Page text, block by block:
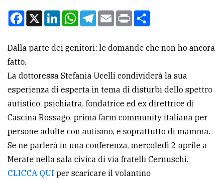
Per
la
pubblicità
CERCA
Cerca
per
comune
Ricerca
avanzata
Facebook
X LinkedInWhatsApp
Telegram
EmailPrint
Dalla parte dei genitori: le domande che non ho ancora
fatto.
La dottoressa Stefania Ucelli condividerà la sua
esperienza di esperta in tema di disturbi dello spettro
autistico, psichiatra, fondatrice ed ex direttrice di
Cascina Rossago, prima farm community italiana per
persone adulte con autismo, e soprattutto di mamma.
Se ne parlerà in una conferenza, mercoledì 2 aprile a
Merate nella sala civica di via fratelli Cernuschi.
CLICCA QUI per scaricare il volantino